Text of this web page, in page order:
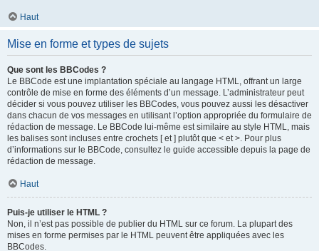
Haut
Mise en forme et types de sujets
Que sont les BBCodes ?
Le BBCode est une implantation spéciale au langage HTML, offrant un large
contrôle de mise en forme des éléments d’un message. L’administrateur peut
décider si vous pouvez utiliser les BBCodes, vous pouvez aussi les désactiver
dans chacun de vos messages en utilisant l’option appropriée du formulaire de
rédaction de message. Le BBCode lui-même est similaire au style HTML, mais
les balises sont incluses entre crochets [ et ] plutôt que < et >. Pour plus
d’informations sur le BBCode, consultez le guide accessible depuis la page de
rédaction de message.
Haut
Puis-je utiliser le HTML ?
Non, il n’est pas possible de publier du HTML sur ce forum. La plupart des
mises en forme permises par le HTML peuvent être appliquées avec les
BBCodes.